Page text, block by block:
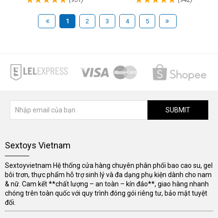
1 2 3 4 5
SUBMIT
Sextoys Vietnam
Sextoyvietnam Hệ thống cửa hàng chuyên phân phối bao cao su, gel
bôi trơn, thực phẩm hỗ trợ sinh lý và đa dạng phụ kiện dành cho nam
& nữ. Cam kết **chất lượng – an toàn – kín đáo**, giao hàng nhanh
chóng trên toàn quốc với quy trình đóng gói riêng tư, bảo mật tuyệt
đối.